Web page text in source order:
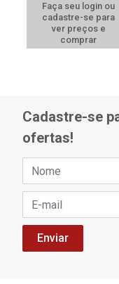
Faça seu login ou
cadastre-se para
ver preços e
comprar
Cadastre-se
ofertas!